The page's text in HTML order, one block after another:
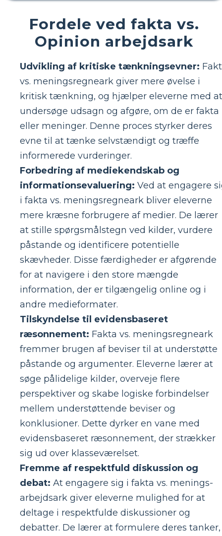
Fordele ved fakta vs.
Opinion arbejdsark
Udvikling af kritiske tænkningsevner:
vs. meningsregneark giver mere øvelse i
kritisk tænkning, og hjælper eleverne med at
undersøge udsagn og afgøre, om de er fakta
eller meninger. Denne proces styrker deres
evne til at tænke selvstændigt og træffe
informerede vurderinger.
Forbedring af mediekendskab og
informationsevaluering: Ved at engagere
i fakta vs. meningsregneark bliver eleverne
mere kræsne forbrugere af medier. De lærer
at stille spørgsmålstegn ved kilder, vurdere
påstande og identificere potentielle
skævheder. Disse færdigheder er afgørende
for at navigere i den store mængde
information, der er tilgængelig online og i
andre medieformater.
Tilskyndelse til evidensbaseret
ræsonnement: Fakta vs. meningsregneark
fremmer brugen af ​​beviser til at understøtte
påstande og argumenter. Eleverne lærer at
søge pålidelige kilder, overveje flere
perspektiver og skabe logiske forbindelser
mellem understøttende beviser og
konklusioner. Dette dyrker en vane med
evidensbaseret ræsonnement, der strækker
sig ud over klasseværelset.
Fremme af respektfuld diskussion og
debat: At engagere sig i fakta vs. menings-
arbejdsark giver eleverne mulighed for at
deltage i respektfulde diskussioner og
debatter. De lærer at formulere deres tanker,